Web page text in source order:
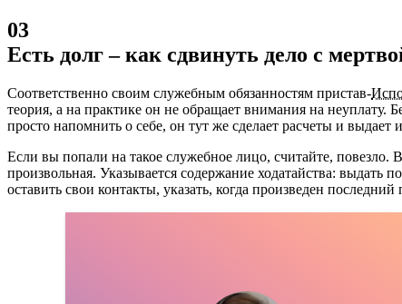
03
Есть долг – как сдвинуть дело с
Соответственно своим служебным обязанностям пристав-
теория, а на практике он не обращает внимания на неуплату.
просто напомнить о себе, он тут же сделает расчеты и выдает
Если вы попали на такое служебное лицо, считайте,
произвольная. Указывается содержание ходатайства:
оставить свои контакты, указать, когда произведен